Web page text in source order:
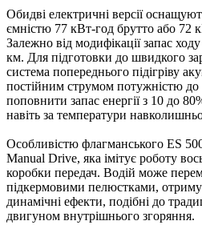
Обидві електричні версії
ємністю 77 кВт-год брутто або 72
Залежно від модифікації запас
км. Для підготовки до швидкого
система попереднього підігріву
постійним струмом потужністю до
поповнити запас енергії з 10 до
навіть за температури
Особливістю флагманського ES
Manual Drive, яка імітує роботу
коробки передач. Водій може
підкермовими пелюстками,
динамічні ефекти, подібні до
двигуном внутрішнього згоряння.